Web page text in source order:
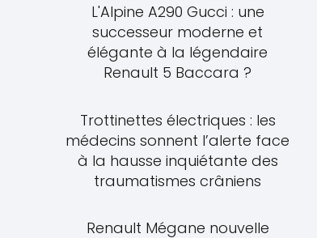
L'Alpine A290 Gucci : une
successeur moderne et
élégante à la légendaire
Renault 5 Baccara ?
Trottinettes électriques : les
médecins sonnent l’alerte face
à la hausse inquiétante des
traumatismes crâniens
Renault Mégane nouvelle